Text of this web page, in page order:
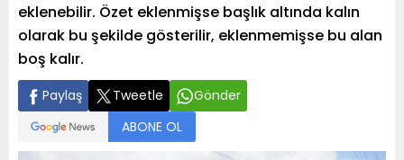
eklenebilir. Özet eklenmişse başlık altında kalın
olarak bu şekilde gösterilir, eklenmemişse bu alan
boş kalır.
Paylaş Tweetle
Gönder
ABONE OL